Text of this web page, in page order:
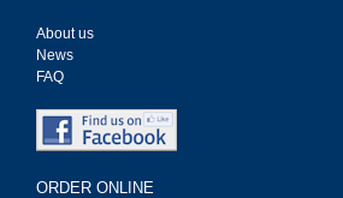
About us
News
FAQ
ORDER ONLINE